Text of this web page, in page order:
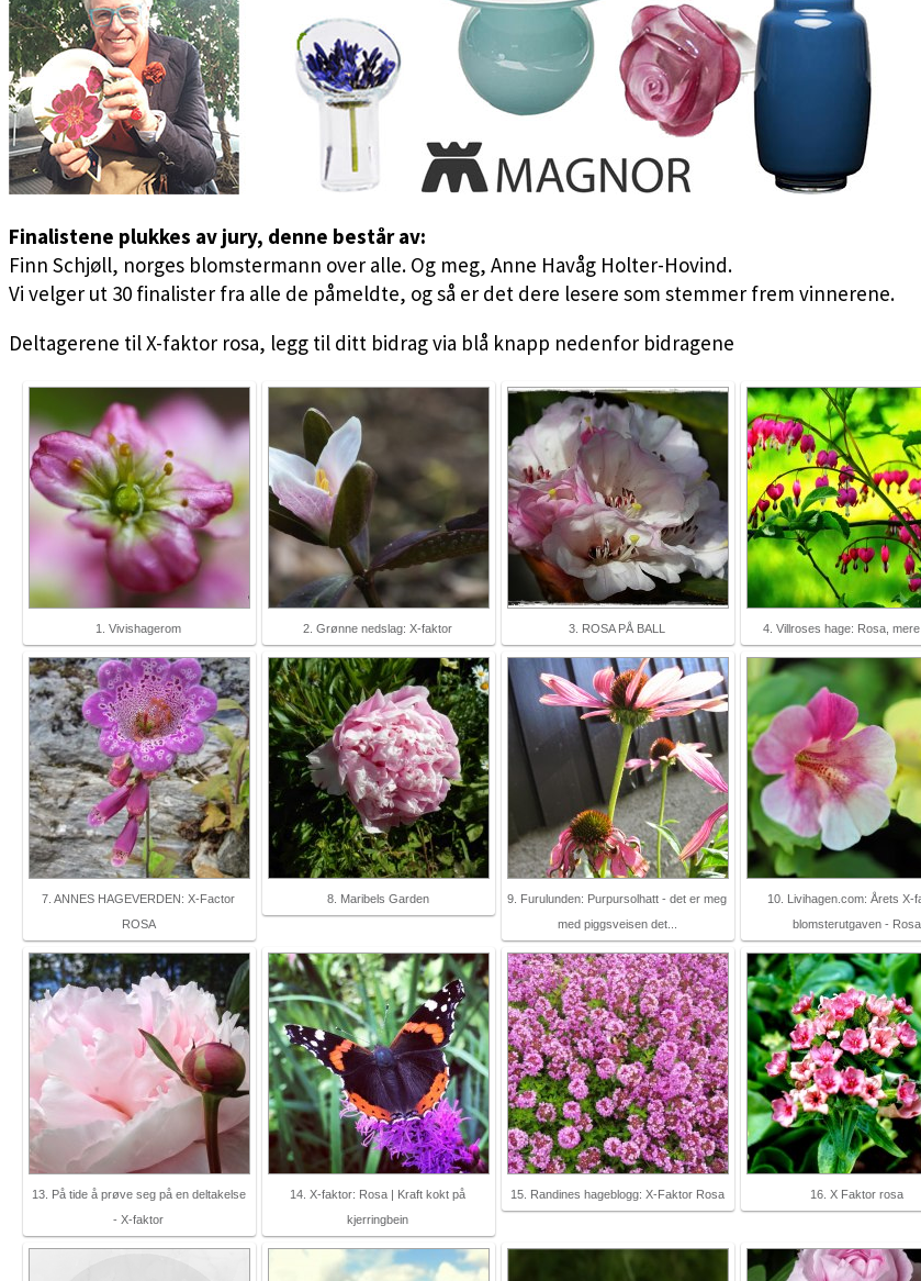
Finalistene plukkes av jury, denne består av:
Finn Schjøll, norges blomstermann over alle. Og meg, Anne Havåg Holter-Hovind.
Vi velger ut 30 finalister fra alle de påmeldte, og så er det dere lesere som stemmer frem vinnerene.
Deltagerene til X-faktor rosa, legg til ditt bidrag via blå knapp nedenfor bidragene
1. Vivishagerom 2. Grønne nedslag: X-faktor 3. ROSA PÅ BALL 4. Villroses hage: Rosa,
7. ANNES HAGEVERDEN: X-Factor
ROSA
8. Maribels Garden
9. Furulunden: Purpursolhatt - det er meg
med piggsveisen det...
10. Livihagen.com: Årets X-
blomsterutgaven - Rosa
13. På tide å prøve seg på en deltakelse
- X-faktor
14. X-faktor: Rosa | Kraft kokt på
kjerringbein
15. Randines hageblogg: X-Faktor Rosa 16. X Faktor rosa